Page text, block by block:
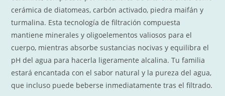
cerámica de diatomeas, carbón activado, piedra maifán y
turmalina. Esta tecnología de filtración compuesta
mantiene minerales y oligoelementos valiosos para el
cuerpo, mientras absorbe sustancias nocivas y equilibra el
pH del agua para hacerla ligeramente alcalina. Tu familia
estará encantada con el sabor natural y la pureza del agua,
que incluso puede beberse inmediatamente tras el filtrado.